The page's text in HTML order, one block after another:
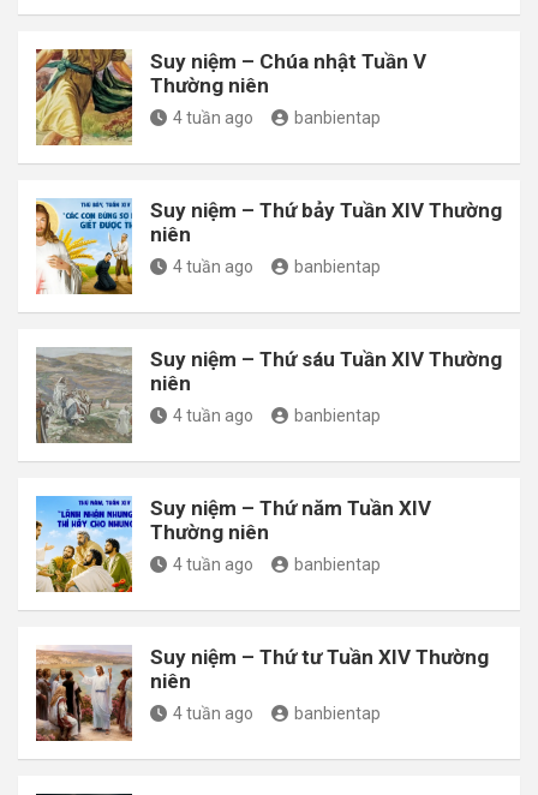
Suy niệm – Chúa nhật Tuần V
Thường niên
4 tuần ago banbientap
Suy niệm – Thứ bảy Tuần XIV Thường
niên
4 tuần ago banbientap
Suy niệm – Thứ sáu Tuần XIV Thường
niên
4 tuần ago banbientap
Suy niệm – Thứ năm Tuần XIV
Thường niên
4 tuần ago banbientap
Suy niệm – Thứ tư Tuần XIV Thường
niên
4 tuần ago banbientap